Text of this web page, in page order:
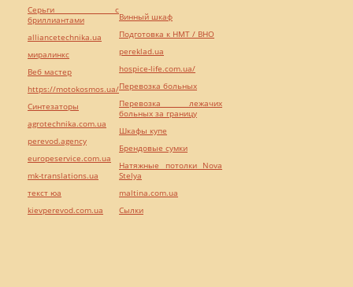
Серьги с
бриллиантами
alliancetechnika.ua
миралинкс
Веб мастер
https://motokosmos.ua/
Синтезаторы
agrotechnika.com.ua
perevod.agency
europeservice.com.ua
mk-translations.ua
текст юа
kievperevod.com.ua
Винный шкаф
Подготовка к НМТ / ВНО
pereklad.ua
hospice-life.com.ua/
Перевозка больных
Перевозка лежачих
больных за границу
Шкафы купе
Брендовые сумки
Натяжные потолки Nova
Stelya
maltina.com.ua
Cылки